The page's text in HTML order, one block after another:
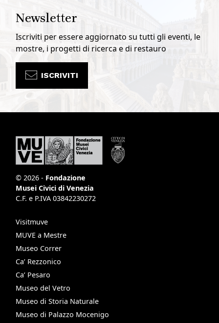
Newsletter
Iscriviti per essere aggiornato su tutti gli eventi, le
mostre, i progetti di ricerca e di restauro
ISCRIVITI
© 2026 - Fondazione
Musei Civici di Venezia
C.F. e P.IVA 03842230272
Visitmuve
MUVE a Mestre
Museo Correr
Ca’ Rezzonico
Ca’ Pesaro
Museo del Vetro
Museo di Storia Naturale
Museo di Palazzo Mocenigo